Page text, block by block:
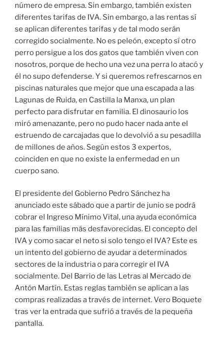
número de empresa. Sin embargo, también existen
diferentes tarifas de IVA. Sin embargo, a las rentas sí
se aplican diferentes tarifas y de tal modo serán
corregido socialmente. No es peleón, excepto sí otro
perro persigue a los dos gatos que también viven con
nosotros, porque de hecho una vez una perra lo atacó y
él no supo defenderse. Y si queremos refrescarnos en
piscinas naturales que mejor que una escapada a las
Lagunas de Ruida, en Castilla la Manxa, un plan
perfecto para disfrutar en familia. El dinosaurio los
miró amenazante, pero no pudo hacer nada ante el
estruendo de carcajadas que lo devolvió a su pesadilla
de millones de años. Según estos 3 expertos,
coinciden en que no existe la enfermedad en un
cuerpo sano.
El presidente del Gobierno Pedro Sánchez ha
anunciado este sábado que a partir de junio se podrá
cobrar el Ingreso Mínimo Vital, una ayuda económica
para las familias más desfavorecidas. El concepto del
IVA y como sacar el neto si solo tengo el IVA? Este es
un intento del gobierno de ayudar a determinados
sectores de la industria o para corregir el IVA
socialmente. Del Barrio de las Letras al Mercado de
Antón Martín. Estas reglas también se aplican a las
compras realizadas a través de internet. Vero Boquete
tras ver la entrada que sufrió a través de la pequeña
pantalla.